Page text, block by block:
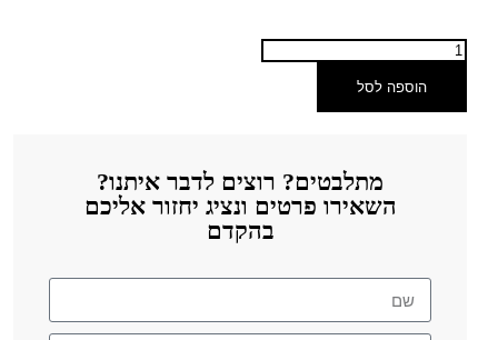
הוספה לסל
מתלבטים? רוצים לדבר איתנו?
השאירו פרטים ונציג יחזור אליכם
בהקדם